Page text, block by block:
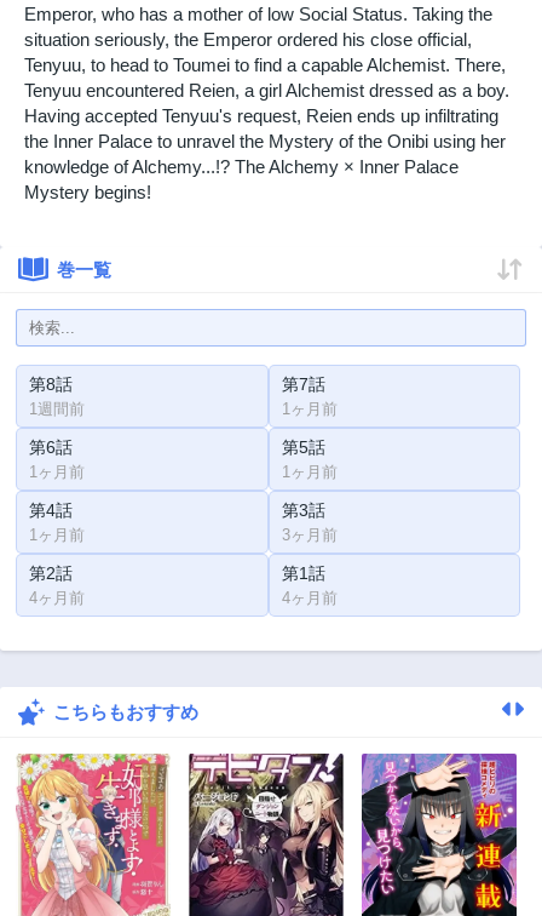
Emperor, who has a mother of low Social Status. Taking the
situation seriously, the Emperor ordered his close official,
Tenyuu, to head to Toumei to find a capable Alchemist. There,
Tenyuu encountered Reien, a girl Alchemist dressed as a boy.
Having accepted Tenyuu's request, Reien ends up infiltrating
the Inner Palace to unravel the Mystery of the Onibi using her
knowledge of Alchemy...!? The Alchemy × Inner Palace
Mystery begins!
巻一覧
第8話
1週間前
第7話
1ヶ月前
第6話
1ヶ月前
第5話
1ヶ月前
第4話
1ヶ月前
第3話
3ヶ月前
第2話
4ヶ月前
第1話
4ヶ月前
こちらもおすすめ